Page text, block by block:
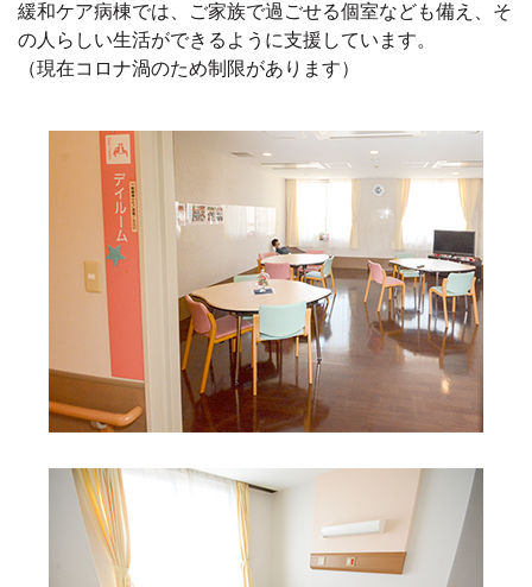
緩和ケア病棟では、ご家族で過ごせる個室なども備え、そ
の人らしい生活ができるように支援しています。
（現在コロナ渦のため制限があります）